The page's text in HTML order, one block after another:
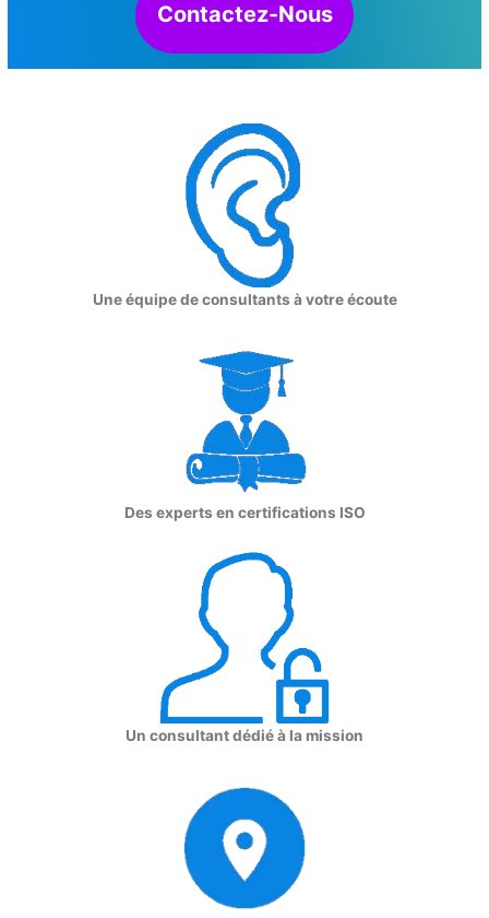
Contactez-Nous
Une équipe de consultants à votre écoute
Des experts en certifications ISO
Un consultant dédié à la mission